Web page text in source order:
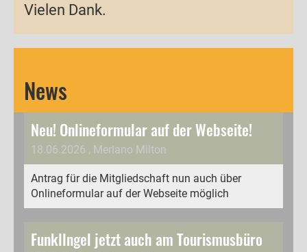
Vielen Dank.
News
Neu! Onlineformular auf der Webseite!
18.06.2026 , Merlano Milton
Antrag für die Mitgliedschaft nun auch über
Onlineformular auf der Webseite möglich
Funkllngel jetzt auch am Tourismusbüro